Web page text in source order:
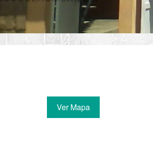
Ver Mapa